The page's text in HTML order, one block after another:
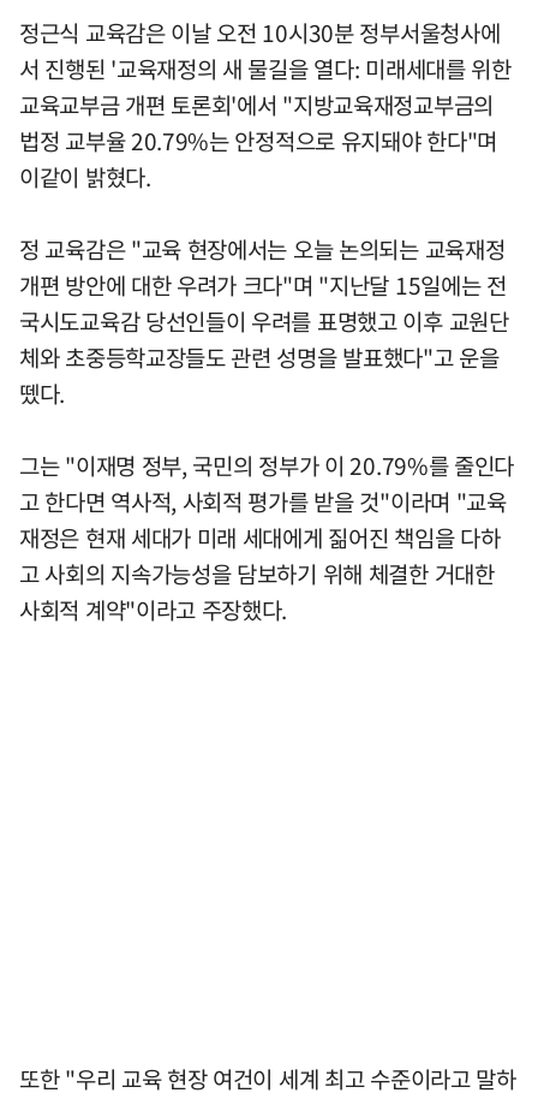
정근식 교육감은 이날 오전 10시30분 정부서울청사에
서 진행된 '교육재정의 새 물길을 열다: 미래세대를 위한
교육교부금 개편 토론회'에서 "지방교육재정교부금의
법정 교부율 20.79%는 안정적으로 유지돼야 한다"며
이같이 밝혔다.
정 교육감은 "교육 현장에서는 오늘 논의되는 교육재정
개편 방안에 대한 우려가 크다"며 "지난달 15일에는 전
국시도교육감 당선인들이 우려를 표명했고 이후 교원단
체와 초중등학교장들도 관련 성명을 발표했다"고 운을
뗐다.
그는 "이재명 정부, 국민의 정부가 이 20.79%를 줄인다
고 한다면 역사적, 사회적 평가를 받을 것"이라며 "교육
재정은 현재 세대가 미래 세대에게 짊어진 책임을 다하
고 사회의 지속가능성을 담보하기 위해 체결한 거대한
사회적 계약"이라고 주장했다.
또한 "우리 교육 현장 여건이 세계 최고 수준이라고 말하